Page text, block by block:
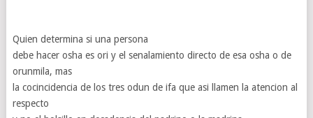
Quien determina si una persona
debe hacer osha es ori y el senalamiento directo de esa osha o de
orunmila, mas
la cocincidencia de los tres odun de ifa que asi llamen la atencion al
respecto